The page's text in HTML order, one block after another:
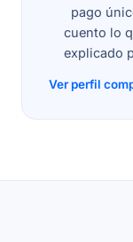
pago
cuento lo
explicado
Ver perfil